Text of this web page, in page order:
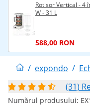
Rotisor Vertical - 4
W - 31 L
588,00 RON
/ expondo /
(31)
Numărul produsului: